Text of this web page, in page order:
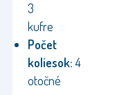
3
kufre
Počet
koliesok:4
otočné